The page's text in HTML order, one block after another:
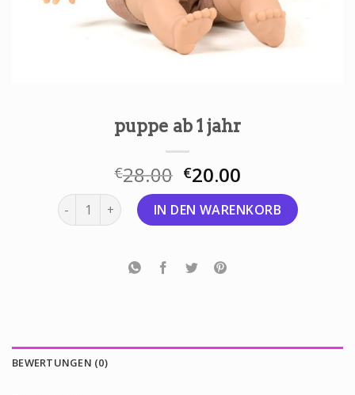
puppe ab 1 jahr
€28.00 €20.00
puppe ab 1 jahr MengeIN DEN WARENKORB
BEWERTUNGEN (0)